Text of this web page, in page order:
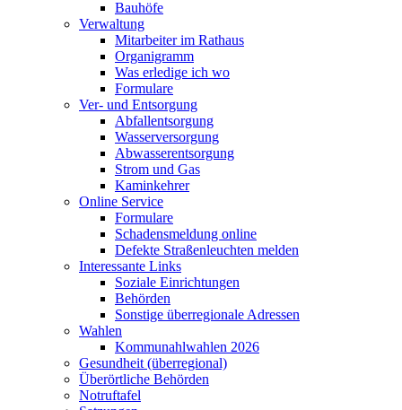
Bauhöfe
Verwaltung
Mitarbeiter im Rathaus
Organigramm
Was erledige ich wo
Formulare
Ver- und Entsorgung
Abfallentsorgung
Wasserversorgung
Abwasserentsorgung
Strom und Gas
Kaminkehrer
Online Service
Formulare
Schadensmeldung online
Defekte Straßenleuchten melden
Interessante Links
Soziale Einrichtungen
Behörden
Sonstige überregionale Adressen
Wahlen
Kommunahlwahlen 2026
Gesundheit (überregional)
Überörtliche Behörden
Notruftafel